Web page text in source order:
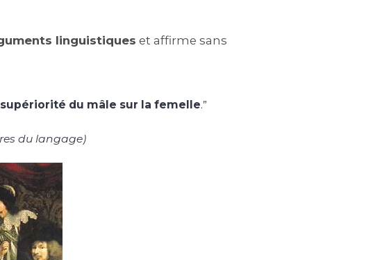
linguistiques et affirme sans
supériorité du mâle sur la femelle.”
du langage)